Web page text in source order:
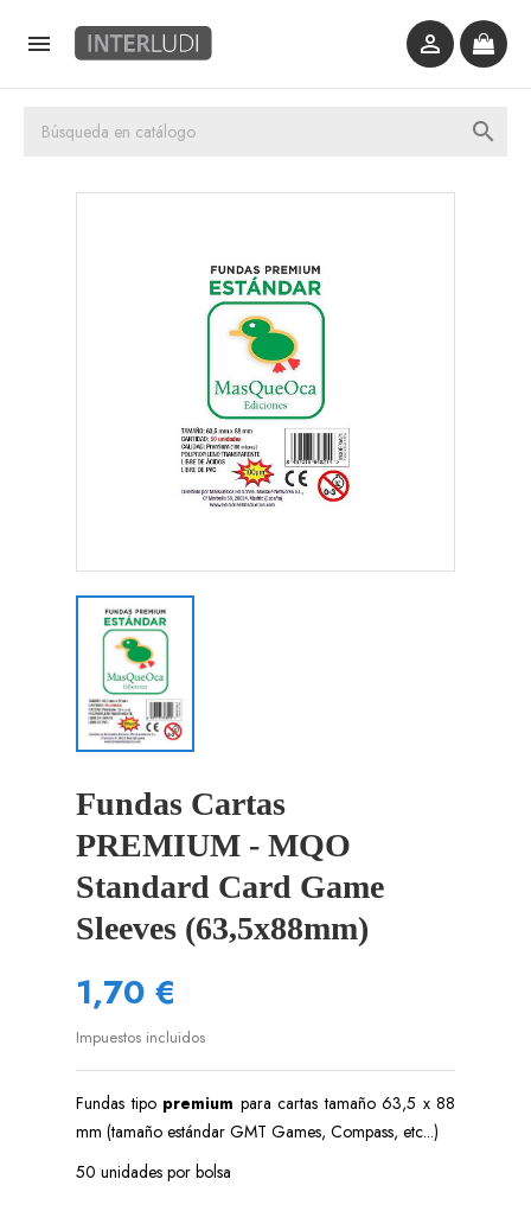
 

Fundas Cartas
PREMIUM - MQO
Standard Card Game
Sleeves (63,5x88mm)
1,70 €
Impuestos incluidos
Fundas tipo premium para cartas tamaño 63,5 x 88
mm (tamaño estándar GMT Games, Compass, etc...)
50 unidades por bolsa